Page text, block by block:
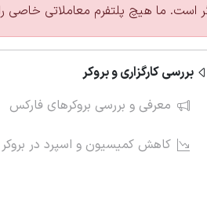
است. ما هیچ پلتفرم معاملاتی
بررسی کارگزاری و بروکر
معرفی و بررسی بروکرهای فارکس
کاهش کمیسیون و اسپرد در بروکر